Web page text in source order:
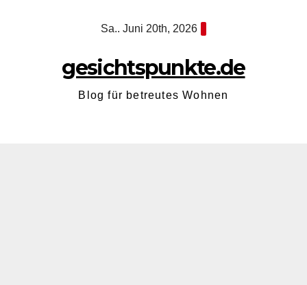
Sa.. Juni 20th, 2026
gesichtspunkte.de
Blog für betreutes Wohnen